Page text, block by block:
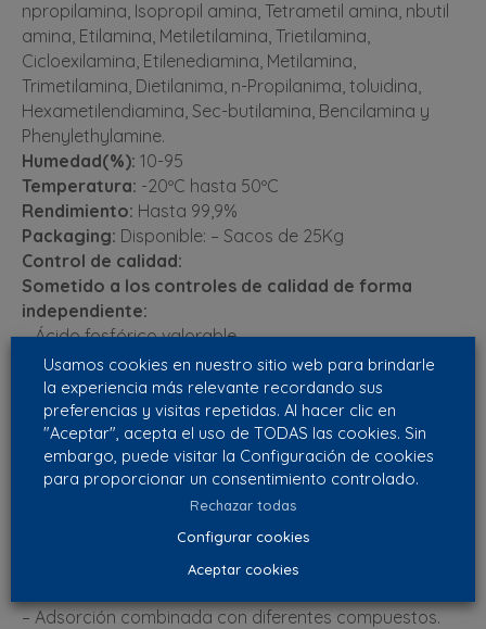
npropilamina, Isopropil amina, Tetrametil amina, nbutil
amina, Etilamina, Metiletilamina, Trietilamina,
Cicloexilamina, Etilenediamina, Metilamina,
Trimetilamina, Dietilanima, n-Propilanima, toluidina,
Hexametilendiamina, Sec-butilamina, Bencilamina y
Phenylethylamine.
Humedad(%): 10-95
Temperatura: -20ºC hasta 50ºC
Rendimiento: Hasta 99,9%
Packaging: Disponible: – Sacos de 25Kg
Control de calidad:
Sometido a los controles de calidad de forma
independiente:
– Ácido fosfórico valorable
– Contenido de Humedad
Instrucciones de instalación: Se recomienda que los
instaladores utilicen mascarillas contra el polvo, gafas
y guantes de goma. Los residuos generados por la
manipulación deben eliminarse y ser reciclados según
las regulaciones locales, estatales y nacionales.
– Adsorción combinada con diferentes compuestos.
Usamos cookies en nuestro sitio web para brindarle
la experiencia más relevante recordando sus
preferencias y visitas repetidas. Al hacer clic en
"Aceptar", acepta el uso de TODAS las cookies. Sin
embargo, puede visitar la Configuración de cookies
para proporcionar un consentimiento controlado.
Rechazar todas
Configurar cookies
Aceptar cookies